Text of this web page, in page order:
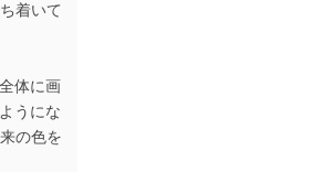
着いて
体に画
うにな
の色を